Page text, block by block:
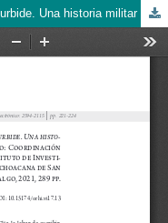
Moisés Guzmán Pérez, El Momento Iturbide. Una historia militar de la Trigarancia